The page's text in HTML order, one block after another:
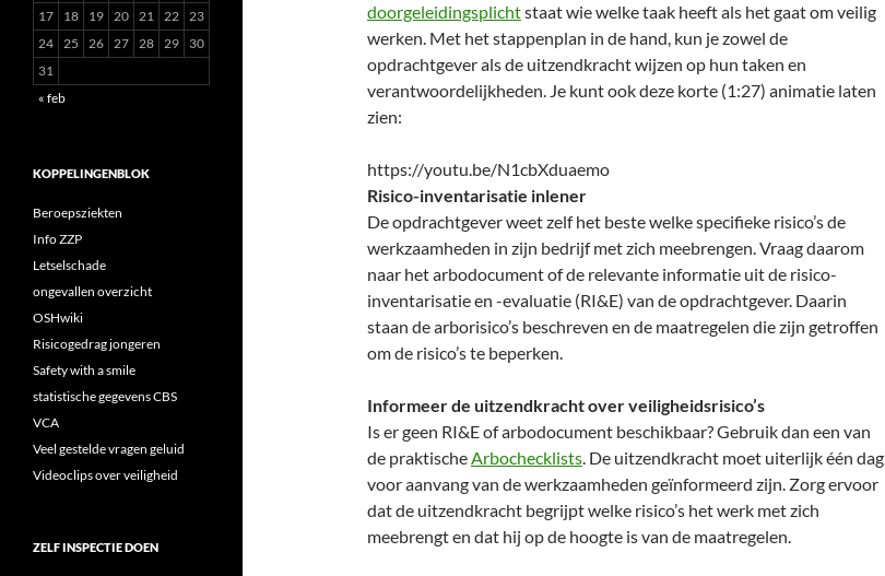
doorgeleidingsplichtstaat wie welke taak heeft als het gaat om veilig
werken. Met het stappenplan in de hand, kun je zowel de
opdrachtgever als de uitzendkracht wijzen op hun taken en
verantwoordelijkheden. Je kunt ook deze korte (1:27) animatie laten
zien:
https://youtu.be/N1cbXduaemo
Risico-inventarisatie inlener
De opdrachtgever weet zelf het beste welke specifieke risico’s de
werkzaamheden in zijn bedrijf met zich meebrengen. Vraag daarom
naar het arbodocument of de relevante informatie uit de risico-
inventarisatie en -evaluatie (RI&E) van de opdrachtgever. Daarin
staan de arborisico’s beschreven en de maatregelen die zijn getroffen
om de risico’s te beperken.
Informeer de uitzendkracht over veiligheidsrisico’s
Is er geen RI&E of arbodocument beschikbaar? Gebruik dan een van
de praktischeArbochecklists. De uitzendkracht moet uiterlijk één dag
voor aanvang van de werkzaamheden geïnformeerd zijn. Zorg ervoor
dat de uitzendkracht begrijpt welke risico’s het werk met zich
meebrengt en dat hij op de hoogte is van de maatregelen.
17
18 19 20 21 22
23
24
25 26 27 28 29
30
31
« feb
KOPPELINGENBLOK
Beroepsziekten
Info ZZP
Letselschade
ongevallen overzicht
OSHwiki
Risicogedrag jongeren
Safety with a smile
statistische gegevens CBS
VCA
Veel gestelde vragen geluid
Videoclips over veiligheid
ZELF INSPECTIE DOEN